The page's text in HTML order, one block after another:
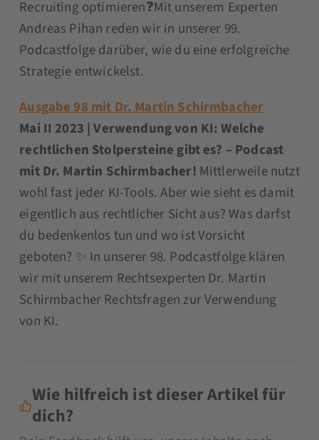
Recruiting optimieren❓Mit unserem Experten
Andreas Pihan reden wir in unserer 99.
Podcastfolge darüber, wie du eine erfolgreiche
Strategie entwickelst.
Ausgabe 98 mit Dr. Martin Schirmbacher
Mai II 2023 | Verwendung von KI: Welche
rechtlichen Stolpersteine gibt es? – Podcast
mit Dr. Martin Schirmbacher! Mittlerweile nutzt
wohl fast jeder KI-Tools. Aber wie sieht es damit
eigentlich aus rechtlicher Sicht aus? Was darfst
du bedenkenlos tun und wo ist Vorsicht
geboten? ✨ In unserer 98. Podcastfolge klären
wir mit unserem Rechtsexperten Dr. Martin
Schirmbacher Rechtsfragen zur Verwendung
von KI.
Wie hilfreich ist dieser Artikel für
dich?